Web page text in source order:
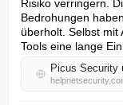
Risiko verringern.
Bedrohungen
überholt. Selbst mit
Tools eine lange